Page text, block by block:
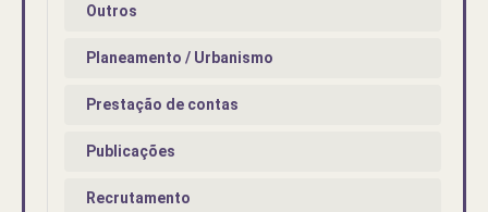
Outros
Planeamento / Urbanismo
Prestação de contas
Publicações
Recrutamento